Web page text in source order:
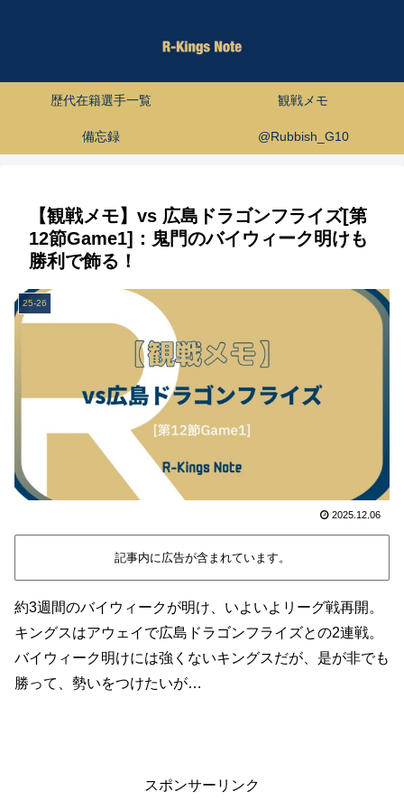
歴代在籍選手一覧 観戦メモ
備忘録 @Rubbish_G10
【観戦メモ】vs 広島ドラゴンフライズ[第
12節Game1]：鬼門のバイウィーク明けも
勝利で飾る！
25-26
2025.12.06
記事内に広告が含まれています。
約3週間のバイウィークが明け、いよいよリーグ戦再開。
キングスはアウェイで広島ドラゴンフライズとの2連戦。
バイウィーク明けには強くないキングスだが、是が非でも
勝って、勢いをつけたいが…
スポンサーリンク